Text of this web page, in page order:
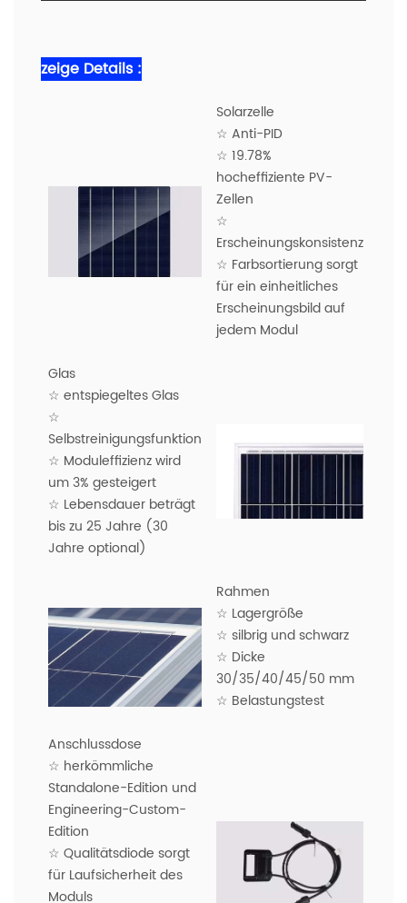
zeige Details :
Solarzelle
☆ Anti-PID
☆ 19.78%
hocheffiziente PV-
Zellen
☆
Erscheinungskonsistenz
☆ Farbsortierung sorgt
für ein einheitliches
Erscheinungsbild auf
jedem Modul
Glas
☆ entspiegeltes Glas
☆
Selbstreinigungsfunktion
☆ Moduleffizienz wird
um 3% gesteigert
☆ Lebensdauer beträgt
bis zu 25 Jahre (30
Jahre optional)
Rahmen
☆ Lagergröße
☆ silbrig und schwarz
☆ Dicke
30/35/40/45/50 mm
☆ Belastungstest
Anschlussdose
☆ herkömmliche
Standalone-Edition und
Engineering-Custom-
Edition
☆ Qualitätsdiode sorgt
für Laufsicherheit des
Moduls